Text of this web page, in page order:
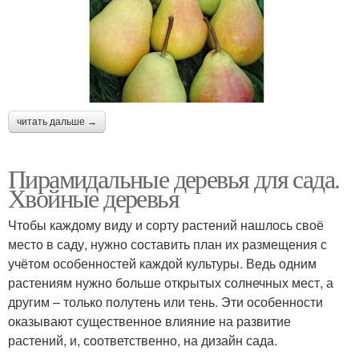
читать дальше →
Пирамидальные деревья для сада.
Хвойные деревья
Чтобы каждому виду и сорту растений нашлось своё
место в саду, нужно составить план их размещения с
учётом особенностей каждой культуры. Ведь одним
растениям нужно больше открытых солнечных мест, а
другим – только полутень или тень. Эти особенности
оказывают существенное влияние на развитие
растений, и, соответственно, на дизайн сада.